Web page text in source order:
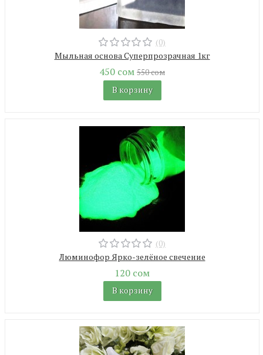
(0)
Мыльная основа Суперпрозрачная 1кг
450 сом 550 сом
В корзину
(0)
Люминофор Ярко-зелёное свечение
120 сом
В корзину